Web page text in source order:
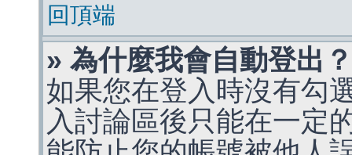
回頂端
» 為什麼我會自動登出？
如果您在登入時沒有勾
入討論區後只能在一定